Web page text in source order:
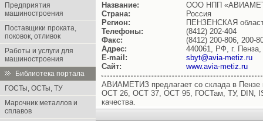
Предприятия
машиностроения
Поставщики проката,
поковок, отливок
Работы и услуги для
машиностроения
Библиотека портала
ГОСТы, ОСТы, ТУ
Марочник металлов и
сплавов
Название:
ООО НПП
Страна:
Россия
Регион:
ПЕНЗЕНСКАЯ
Телефоны:
(8412) 202-404
Факс:
(8412) 200-806, 200-
Адрес:
440061, РФ, г.
E-mail:
sbyt@avia-metiz.ru
Сайт:
www.avia-metiz.ru
АВИАМЕТИЗ предлагает со склада в
ОСТ 26, ОСТ 37, ОСТ 95, ГОСТам, ТУ, DIN,
качества.